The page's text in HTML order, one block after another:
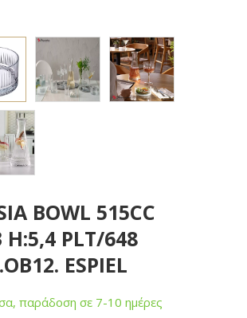
BOWL 515CC
H:5,4 PLT/648
ESPIEL
παράδοση σε 7-10 ημέρες